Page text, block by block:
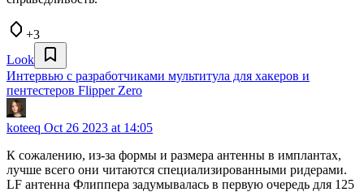
+3
Look
Интервью с разработчиками мультитула для хакеров и
пентестеров Flipper Zero
koteeq Oct 26 2023 at 14:05
К сожалению, из-за формы и размера антенны в имплантах,
лучше всего они читаются специализированными ридерами.
LF антенна Флиппера задумывалась в первую очередь для 125